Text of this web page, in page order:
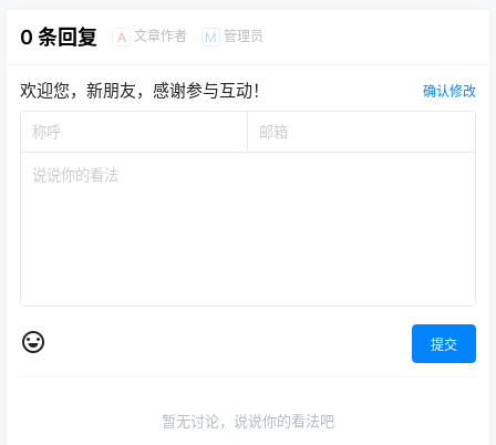
0 条回复 A 文章作者 M 管理员
欢迎您，新朋友，感谢参与互动！ 确认修改
提交
暂无讨论，说说你的看法吧